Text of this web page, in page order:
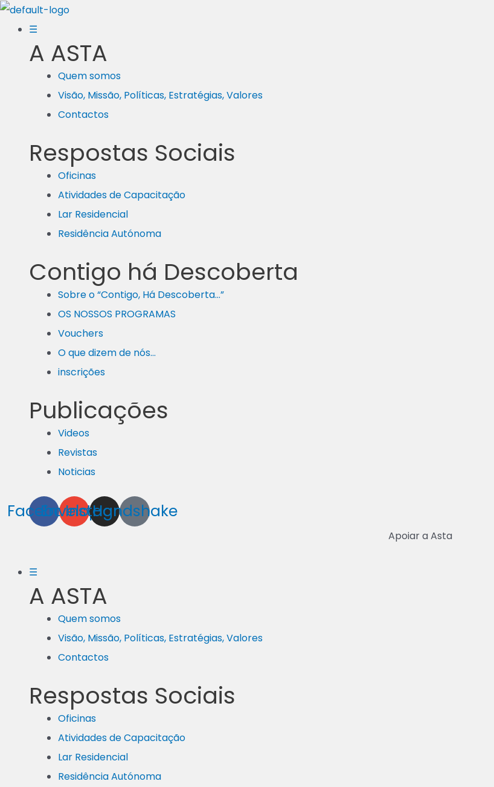
Skip
content
☰
A ASTA
Quem somos
Visão, Missão, Políticas, Estratégias, Valores
Contactos
Respostas Sociais
Oficinas
Atividades de Capacitação
Lar Residencial
Residência Autónoma
Contigo há Descoberta
Sobre o “Contigo, Há Descoberta…”
OS NOSSOS PROGRAMAS
Vouchers
O que dizem de nós…
inscrições
Publicações
Videos
Revistas
Noticias
Facebook
Envelope
Instagram
Handshake
Apoiar a Asta
☰
A ASTA
Quem somos
Visão, Missão, Políticas, Estratégias, Valores
Contactos
Respostas Sociais
Oficinas
Atividades de Capacitação
Lar Residencial
Residência Autónoma